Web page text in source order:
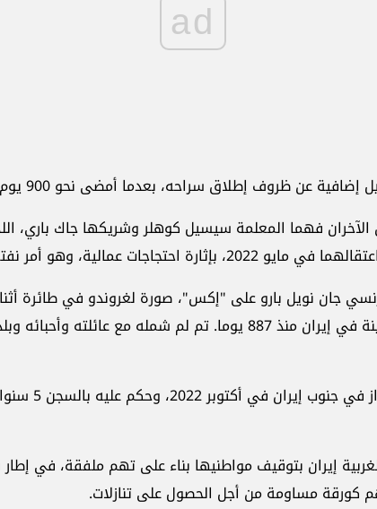
ad
عن ظروف إطلاق سراحه، بعدما أمضى نحو 900 يوم في الحبس.
الآخران فهما المعلمة سيسيل كوهلر وشريكها جاك باري،
عمالية، وهو أمر نفته عائلتاهما بشدة.
جان نويل بارو على "إكس"، صورة لغروندو في طائرة
كتب عليها: "محتجز كرهينة في إيران منذ 887 يوما. تم لم شمله مع
وأوقف غروندو
إيران بتوقيف مواطنيها بناء على تهم ملفقة، في
كورقة مساومة من أجل الحصول على تنازلات.